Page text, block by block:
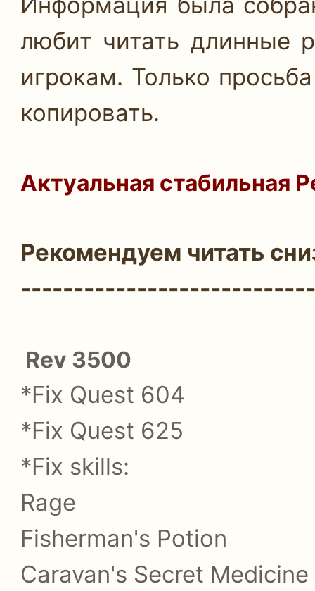
любит читать длинные
игрокам. Только
копировать.
Актуальная стабильная
Рекомендуем читать
Rev 3500
*Fix Quest 604
*Fix Quest 625
*Fix skills:
Rage
Fisherman's Potion
Caravan's Secret Medicine